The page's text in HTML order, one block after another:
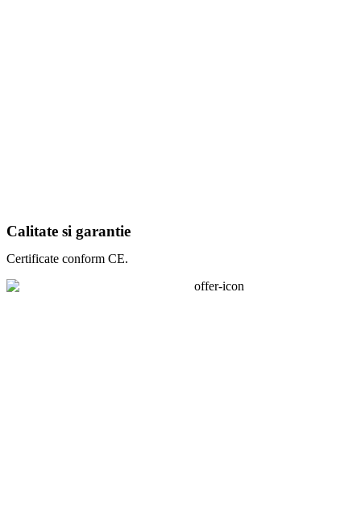
Calitate si garantie
Certificate conform CE.